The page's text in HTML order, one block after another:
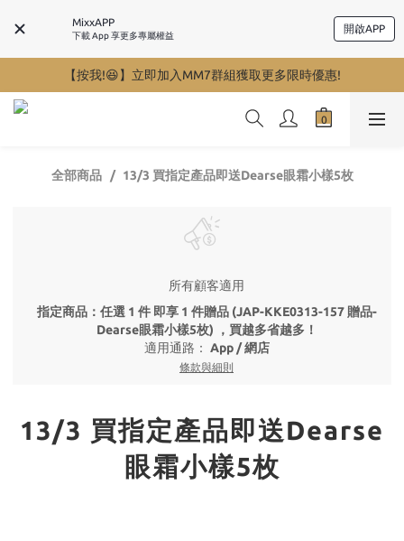
MixxAPP
下載 App 享更多專屬權益
開啟APP
【按我!😆】立即加入MM7群組獲取更多限時優惠!
全部商品 13/3 買指定產品即送Dearse眼霜小樣5枚
所有顧客適用
指定商品：任選 1 件 即享 1 件贈品 (JAP-KKE0313-157 贈品-
Dearse眼霜小樣5枚) ，買越多省越多！
適用通路： App / 網店
條款與細則
13/3 買指定產品即送Dearse
眼霜小樣5枚